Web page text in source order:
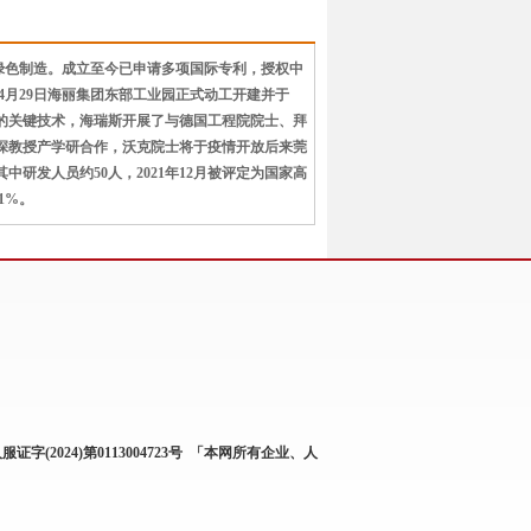
制造。成立至今已申请多项国际专利，授权中
29日海丽集团东部工业园正式动工开建并于
关键技术，海瑞斯开展了与德国工程院院士、拜
授产学研合作，沃克院士将于疫情开放后来莞
研发人员约50人，2021年12月被评定为国家高
。
证字(2024)第0113004723号 「本网所有企业、人